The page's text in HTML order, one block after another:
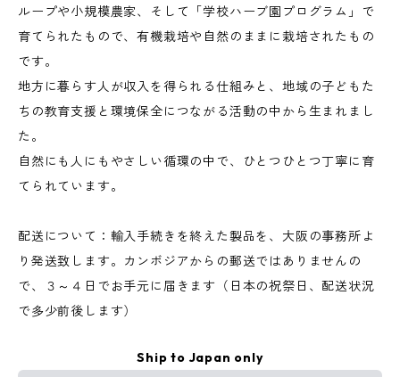
ループや小規模農家、そして「学校ハーブ園プログラム」で
育てられたもので、有機栽培や自然のままに栽培されたもの
です。
地方に暮らす人が収入を得られる仕組みと、地域の子どもた
ちの教育支援と環境保全につながる活動の中から生まれまし
た。
自然にも人にもやさしい循環の中で、ひとつひとつ丁寧に育
てられています。
配送について：輸入手続きを終えた製品を、大阪の事務所よ
り発送致します。カンボジアからの郵送ではありませんの
で、３～４日でお手元に届きます（日本の祝祭日、配送状況
で多少前後します）
Ship to Japan only